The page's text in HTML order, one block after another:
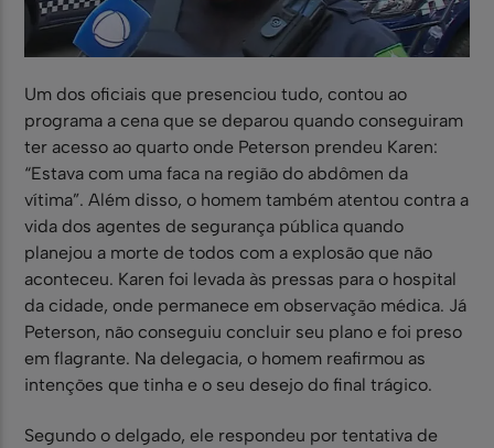
Um dos oficiais que presenciou tudo, contou ao
programa a cena que se deparou quando conseguiram
ter acesso ao quarto onde Peterson prendeu Karen:
“Estava com uma faca na região do abdômen da
vítima”. Além disso, o homem também atentou contra a
vida dos agentes de segurança pública quando
planejou a morte de todos com a explosão que não
aconteceu. Karen foi levada às pressas para o hospital
da cidade, onde permanece em observação médica. Já
Peterson, não conseguiu concluir seu plano e foi preso
em flagrante. Na delegacia, o homem reafirmou as
intenções que tinha e o seu desejo do final trágico.
Segundo o delgado, ele respondeu por tentativa de